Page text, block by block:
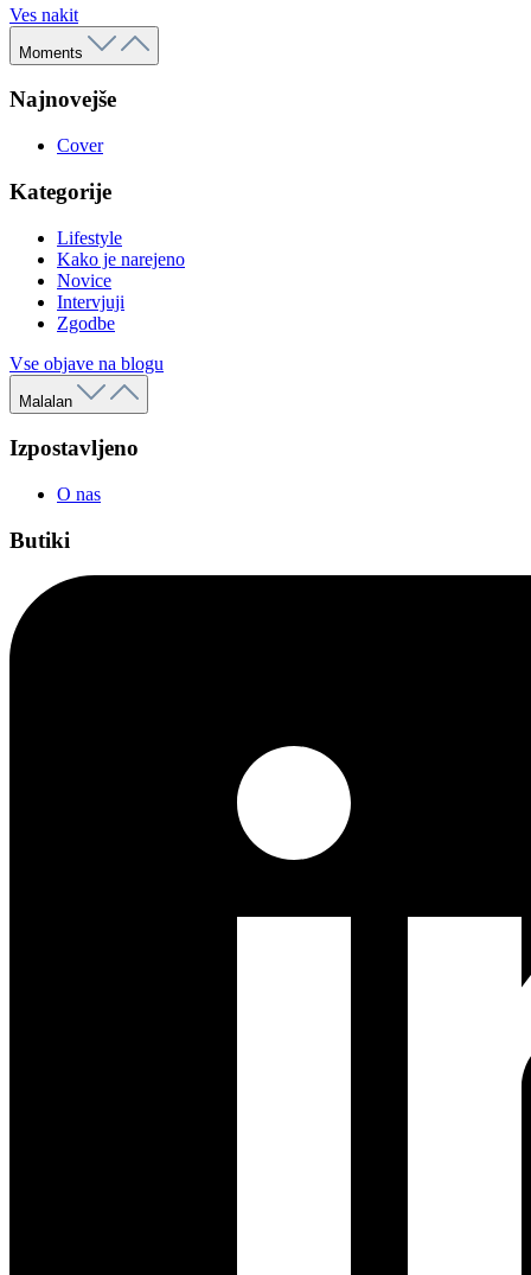
Ves nakit
Moments
Najnovejše
Cover
Kategorije
Lifestyle
Kako je narejeno
Novice
Intervjuji
Zgodbe
Vse objave na blogu
Malalan
Izpostavljeno
O nas
Butiki